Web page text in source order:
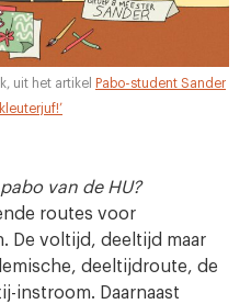
uit het artikel
Pabo-student Sander
van de HU?
routes voor
De voltijd, deeltijd maar
deeltijdroute, de
instroom. Daarnaast